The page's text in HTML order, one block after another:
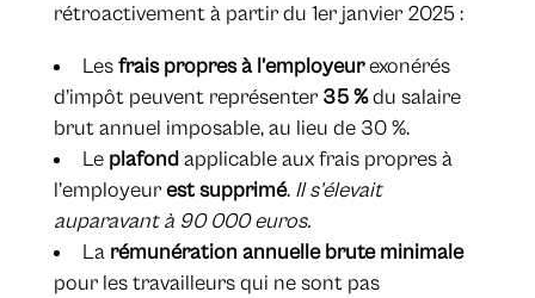
rétroactivement à partir du 1er janvier 2025 :
Lesfrais propres à l’employeurexonérés
d’impôt peuvent représenter 35 %du salaire
brut annuel imposable, au lieu de 30 %.
Le plafond applicable aux frais propres à
l’employeurest supprimé. Il s’élevait
auparavant à 90 000 euros.
La rémunération annuelle brute minimale
pour les travailleurs qui ne sont pas